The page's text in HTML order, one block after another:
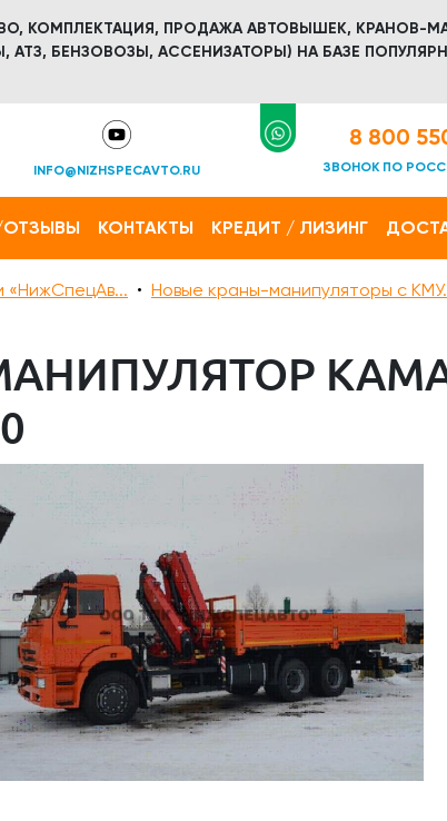
КОМПЛЕКТАЦИЯ, ПРОДАЖА АВТОВЫШЕК, КРАНОВ-
БЕНЗОВОЗЫ, АССЕНИЗАТОРЫ) НА БАЗЕ
INFO@NIZHSPECAVTO.RU
8 800
ЗВОНОК ПО
КОНТАКТЫ КРЕДИТ / ЛИЗИНГ
«НижСпецАв... Новые краны-манипуляторы с